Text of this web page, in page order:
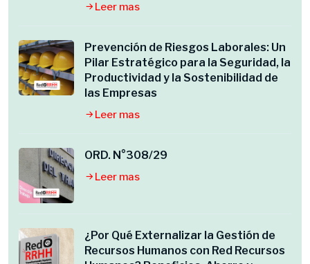
Leer mas
Prevención de Riesgos Laborales: Un
Pilar Estratégico para la Seguridad, la
Productividad y la Sostenibilidad de
las Empresas
Leer mas
ORD. N°308/29
Leer mas
¿Por Qué Externalizar la Gestión de
Recursos Humanos con Red Recursos